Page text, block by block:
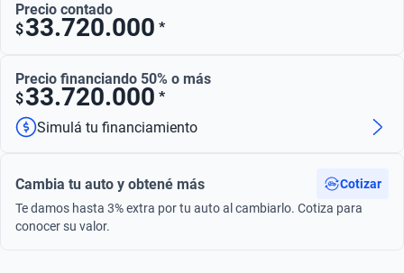
Precio contado
$33.720.000 *
Precio financiando 50% o más
$33.720.000 *
Simulá tu financiamiento
Cambia tu auto y obtené más
Cotizar
Te damos hasta 3% extra por tu auto al cambiarlo. Cotiza para
conocer su valor.